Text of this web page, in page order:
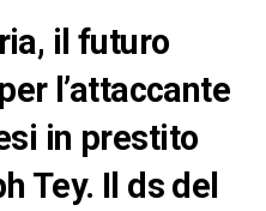
il futuro
l’attaccante
in prestito
Tey. Il ds del